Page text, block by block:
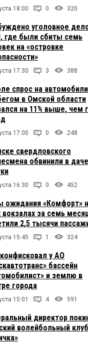
18:00 0 320
уголовное
где были сбиты семь
на «островке
17:30 3 388
спрос на
в Омской области
на 11% выше, чем
17:00 0 248
свердловского
обвинили в даче
16:30 0 452
ожидания «Комфорт»
вокзалах за семь
2,5 тысячи
15:45 1 324
у АО
бассейн
и землю в
города
15:01 4 591
директор
волейбольный клуб